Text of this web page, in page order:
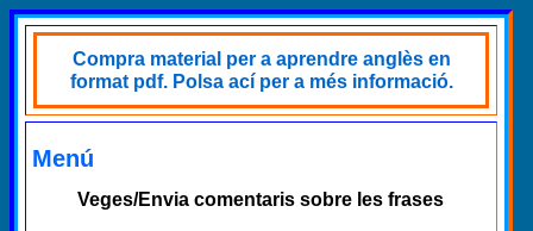
Compra material per a aprendre anglès en
format pdf. Polsa ací per a més informació.
Menú
Veges/Envia comentaris sobre les frases